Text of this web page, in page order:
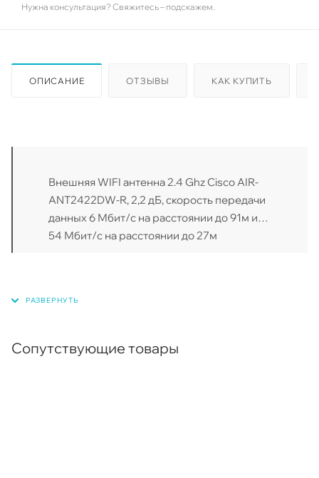
Нужна консультация? Свяжитесь – подскажем.
ОПИСАНИЕ ОТЗЫВЫ КАК КУПИТЬ
Внешняя WIFI антенна 2.4 Ghz Cisco AIR-
ANT2422DW-R, 2,2 дБ, скорость передачи
данных 6 Мбит/с на расстоянии до 91м и
54 Мбит/с на расстоянии до 27м
Сопутствующие товары